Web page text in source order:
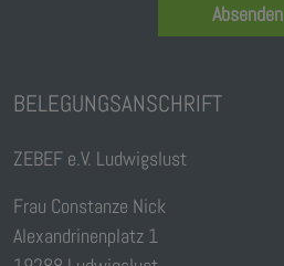
Absenden
BELEGUNGSANSCHRIFT
ZEBEF e.V. Ludwigslust
Frau Constanze Nick
Alexandrinenplatz 1